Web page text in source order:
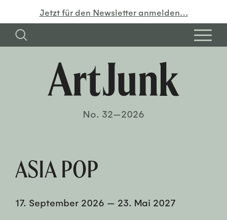
Jetzt für den Newsletter anmelden…
No. 32—2026
ASIA POP
17. September 2026 — 23. Mai 2027